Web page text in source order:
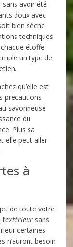
sans avoir été
doux avec
bien sèche
techniques
étoffe
un type de
qu’elle est
précautions
savonneuse
du
Plus sa
elle peut aller
à
de toute votre
extérieur sans
certaines
n’auront besoin